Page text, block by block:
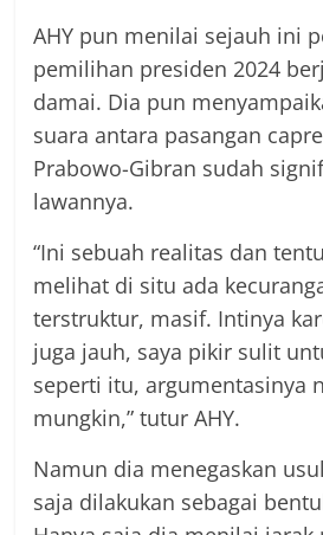
AHY pun menilai sejauh ini
pemilihan presiden 2024
damai. Dia pun
suara antara pasangan
Prabowo-Gibran sudah
lawannya.
“Ini sebuah realitas dan
melihat di situ ada
terstruktur, masif. Intinya
juga jauh, saya pikir sulit
seperti itu, argumentasinya
mungkin,” tutur AHY.
Namun dia menegaskan
saja dilakukan sebagai